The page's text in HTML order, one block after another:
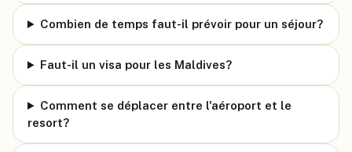
Combien de temps faut-il prévoir pour un séjour?
Faut-il un visa pour les Maldives?
Comment se déplacer entre l'aéroport et le
resort?